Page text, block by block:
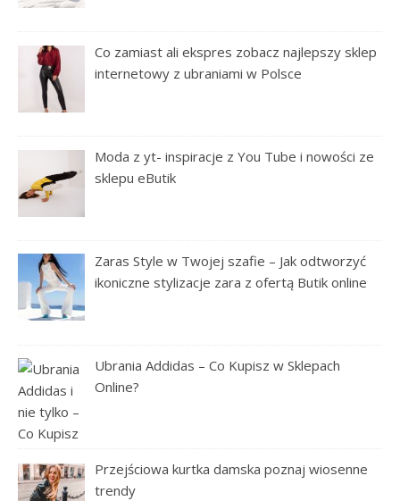
Co zamiast ali ekspres zobacz najlepszy sklep
internetowy z ubraniami w Polsce
Moda z yt- inspiracje z You Tube i nowości ze
sklepu eButik
Zaras Style w Twojej szafie – Jak odtworzyć
ikoniczne stylizacje zara z ofertą Butik online
Ubrania Addidas – Co Kupisz w Sklepach
Online?
Przejściowa kurtka damska poznaj wiosenne
trendy